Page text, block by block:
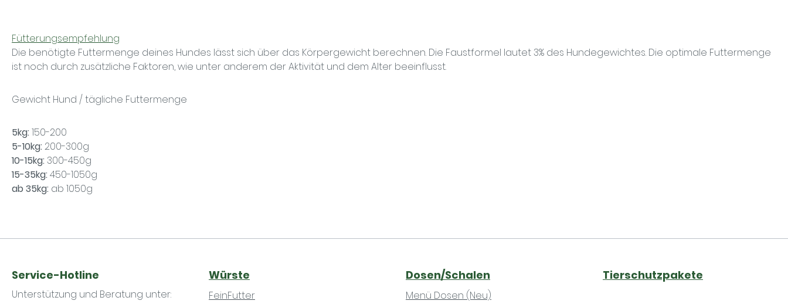
Fütterungsempfehlung
Die benötigte Futtermenge deines Hundes lässt sich über das Körpergewicht berechnen. Die Faustformel lautet 3% des Hundegewichtes. Die optimale Futtermenge
ist noch durch zusätzliche Faktoren, wie unter anderem der Aktivität und dem Alter beeinflusst.
Gewicht Hund / tägliche Futtermenge
5kg:150-200
5-10kg:200-300g
10-15kg:300-450g
15-35kg:450-1050g
ab 35kg: ab 1050g
Service-Hotline
Unterstützung und Beratung unter:
Würste
FeinFutter
Dosen/Schalen
Menü Dosen (Neu)
Tierschutzpakete